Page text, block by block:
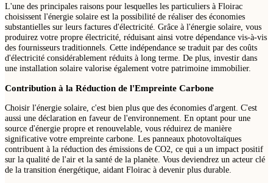
L'une des principales raisons pour lesquelles les particuliers à Floirac
choisissent l'énergie solaire est la possibilité de réaliser des économies
substantielles sur leurs factures d'électricité. Grâce à l'énergie solaire, vous
produirez votre propre électricité, réduisant ainsi votre dépendance vis-à-vis
des fournisseurs traditionnels. Cette indépendance se traduit par des coûts
d'électricité considérablement réduits à long terme. De plus, investir dans
une installation solaire valorise également votre patrimoine immobilier.
Contribution à la Réduction de l'Empreinte Carbone
Choisir l'énergie solaire, c'est bien plus que des économies d'argent. C'est
aussi une déclaration en faveur de l'environnement. En optant pour une
source d'énergie propre et renouvelable, vous réduirez de manière
significative votre empreinte carbone. Les panneaux photovoltaïques
contribuent à la réduction des émissions de CO2, ce qui a un impact positif
sur la qualité de l'air et la santé de la planète. Vous deviendrez un acteur clé
de la transition énergétique, aidant Floirac à devenir plus durable.